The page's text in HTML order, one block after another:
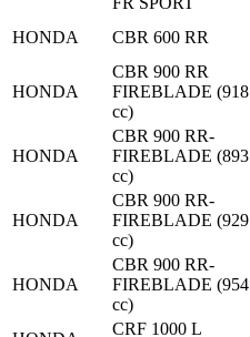
HONDA CBR 600 RR
HONDA
CBR 900 RR
FIREBLADE (918
cc)
HONDA
CBR 900 RR-
FIREBLADE (893
cc)
HONDA
CBR 900 RR-
FIREBLADE (929
cc)
HONDA
CBR 900 RR-
FIREBLADE (954
cc)
CRF 1000 L